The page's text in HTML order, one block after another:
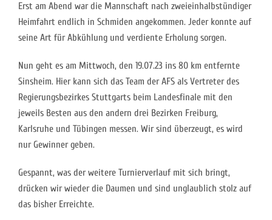
Erst am Abend war die Mannschaft nach zweieinhalbstündiger
Heimfahrt endlich in Schmiden angekommen. Jeder konnte auf
seine Art für Abkühlung und verdiente Erholung sorgen.
Nun geht es am Mittwoch, den 19.07.23 ins 80 km entfernte
Sinsheim. Hier kann sich das Team der AFS als Vertreter des
Regierungsbezirkes Stuttgarts beim Landesfinale mit den
jeweils Besten aus den andern drei Bezirken Freiburg,
Karlsruhe und Tübingen messen. Wir sind überzeugt, es wird
nur Gewinner geben.
Gespannt, was der weitere Turnierverlauf mit sich bringt,
drücken wir wieder die Daumen und sind unglaublich stolz auf
das bisher Erreichte.